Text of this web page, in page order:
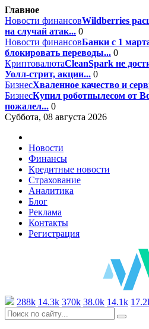
Главное
Новости финансовWildberries
на случай атак... 0
Новости финансовБанки с 1
блокировать переводы... 0
КриптовалютаCleanSpark не
Уолл-стрит, акции... 0
БизнесХваленное качество и
БизнесКупил роботпылесом от
пожалел... 0
Суббота, 08 августа 2026
Новости
Финансы
Кредитные новости
Страхование
Аналитика
Блог
Реклама
Контакты
Регистрация
288k 14.3k 370k 38.0k 14.1k